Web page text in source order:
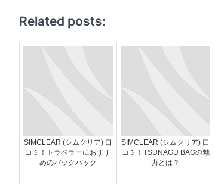
Related posts:
SIMCLEAR (シムクリア) 口
コミ！トラベラーにおすす
めのバックパック
SIMCLEAR (シムクリア) 口
コミ！TSUNAGU BAGの魅
力とは？